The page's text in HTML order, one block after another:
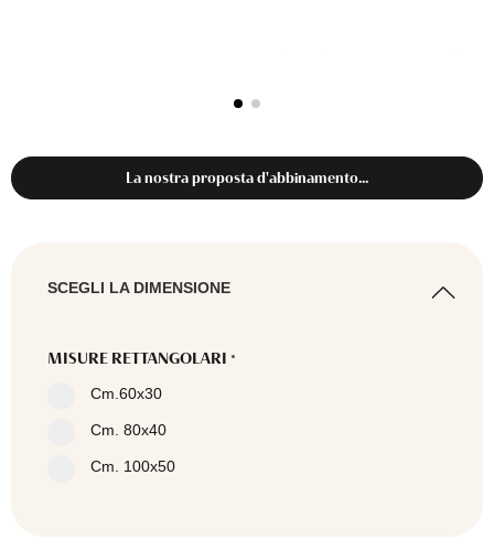
La nostra proposta d'abbinamento...
SCEGLI LA DIMENSIONE
MISURE RETTANGOLARI *
Cm.60x30
Cm. 80x40
Cm. 100x50